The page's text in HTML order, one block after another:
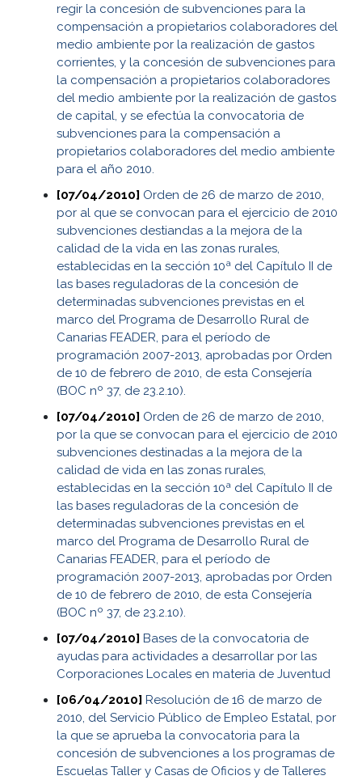
regir la concesión de subvenciones para la
compensación a propietarios colaboradores del
medio ambiente por la realización de gastos
corrientes, y la concesión de subvenciones para
la compensación a propietarios colaboradores
del medio ambiente por la realización de gastos
de capital, y se efectúa la convocatoria de
subvenciones para la compensación a
propietarios colaboradores del medio ambiente
para el año 2010.
[07/04/2010] Orden de 26 de marzo de 2010,
por al que se convocan para el ejercicio de 2010
subvenciones destiandas a la mejora de la
calidad de la vida en las zonas rurales,
establecidas en la sección 10ª del Capítulo II de
las bases reguladoras de la concesión de
determinadas subvenciones previstas en el
marco del Programa de Desarrollo Rural de
Canarias FEADER, para el período de
programación 2007-2013, aprobadas por Orden
de 10 de febrero de 2010, de esta Consejería
(BOC nº 37, de 23.2.10).
[07/04/2010] Orden de 26 de marzo de 2010,
por la que se convocan para el ejercicio de 2010
subvenciones destinadas a la mejora de la
calidad de vida en las zonas rurales,
establecidas en la sección 10ª del Capítulo II de
las bases reguladoras de la concesión de
determinadas subvenciones previstas en el
marco del Programa de Desarrollo Rural de
Canarias FEADER, para el período de
programación 2007-2013, aprobadas por Orden
de 10 de febrero de 2010, de esta Consejería
(BOC nº 37, de 23.2.10).
[07/04/2010] Bases de la convocatoria de
ayudas para actividades a desarrollar por las
Corporaciones Locales en materia de Juventud
[06/04/2010] Resolución de 16 de marzo de
2010, del Servicio Público de Empleo Estatal, por
la que se aprueba la convocatoria para la
concesión de subvenciones a los programas de
Escuelas Taller y Casas de Oficios y de Talleres